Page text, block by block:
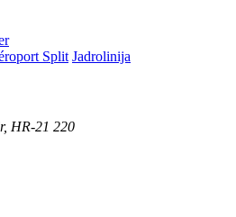
Split Jadrolinija
HR-21 220